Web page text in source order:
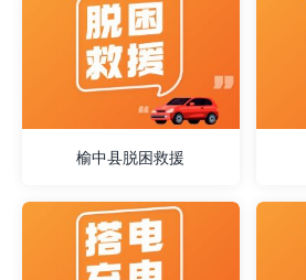
榆中县脱困救援